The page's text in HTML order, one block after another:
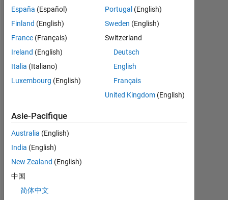
Message
Tableau de bord
Statistiques
CONTRIBUTIONS
-2
-1 3
4
España (Español)
Finland (English)
France (Français)
Ireland (English)
Italia (Italiano)
Luxembourg (English)
Portugal (English)
Sweden (English)
Switzerland
Deutsch
English
Français
United Kingdom(English)
Asie-Pacifique
Australia (English)
India (English)
New Zealand (English)
中国
简体中文